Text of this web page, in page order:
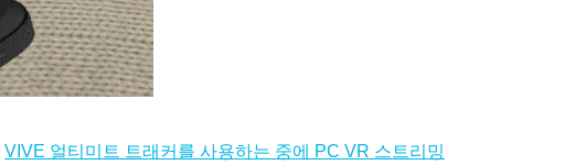
VIVE 얼티미트 트래커를 사용하는 중에 PC VR 스트리밍